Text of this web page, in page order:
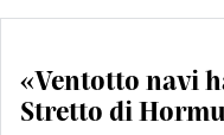
«Ventotto navi
Stretto di